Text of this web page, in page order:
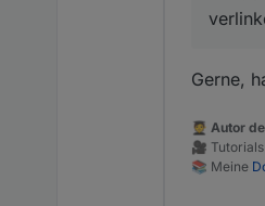
Gerne,
🧑‍🎓 Autor
🎥
📚 Meine